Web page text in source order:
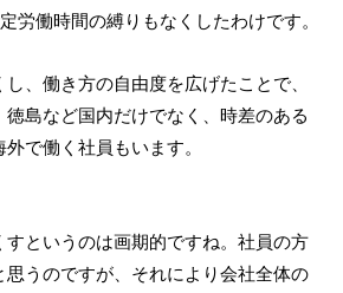
労働時間の縛りもなくしたわけです。
、働き方の自由度を広げたことで、
島など国内だけでなく、時差のある
で働く社員もいます。
すというのは画期的ですね。社員の方
思うのですが、それにより会社全体の